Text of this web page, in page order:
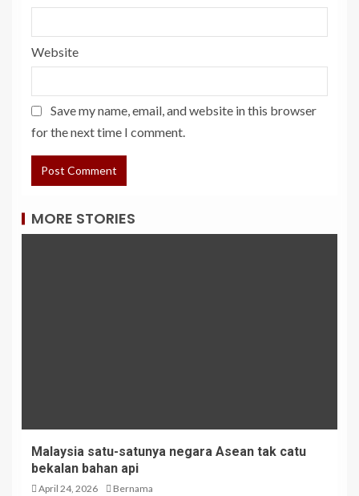
Website
Save my name, email, and website in this browser
for the next time I comment.
MORE STORIES
Malaysia satu-satunya negara Asean tak catu
bekalan bahan api
April 24, 2026 Bernama